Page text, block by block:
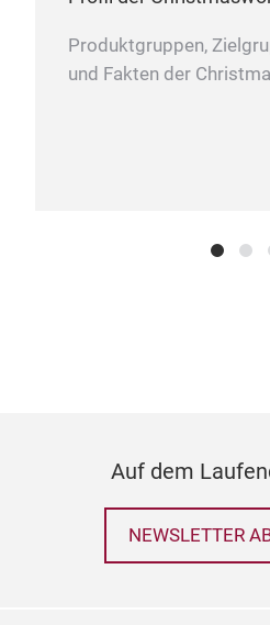
Produktgruppen,
und Fakten der
Auf dem
NEWSLETTER